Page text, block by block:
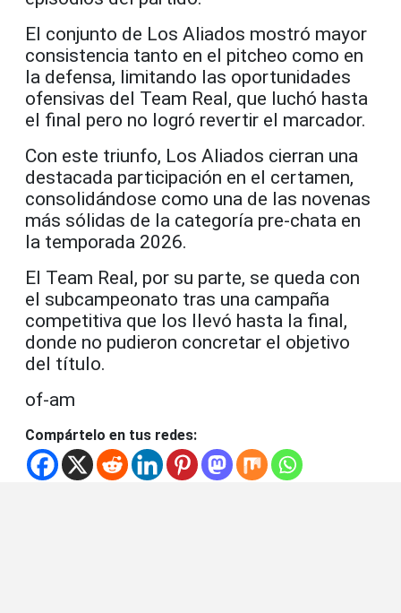
El conjunto de Los Aliados mostró mayor
consistencia tanto en el pitcheo como en
la defensa, limitando las oportunidades
ofensivas del Team Real, que luchó hasta
el final pero no logró revertir el marcador.
Con este triunfo, Los Aliados cierran una
destacada participación en el certamen,
consolidándose como una de las novenas
más sólidas de la categoría pre-chata en
la temporada 2026.
El Team Real, por su parte, se queda con
el subcampeonato tras una campaña
competitiva que los llevó hasta la final,
donde no pudieron concretar el objetivo
del título.
of-am
Compártelo en tus redes: